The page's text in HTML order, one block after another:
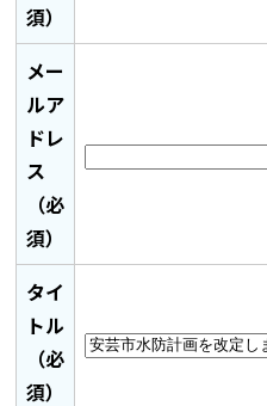
須）
メー
ルア
ドレ
ス
（必
須）
タイ
トル
（必
須）